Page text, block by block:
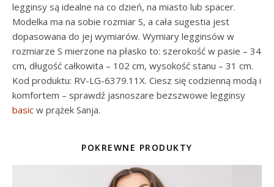
legginsy są idealne na co dzień, na miasto lub spacer.
Modelka ma na sobie rozmiar S, a cała sugestia jest
dopasowana do jej wymiarów. Wymiary legginsów w
rozmiarze S mierzone na płasko to: szerokość w pasie – 34
cm, długość całkowita – 102 cm, wysokość stanu – 31 cm.
Kod produktu: RV-LG-6379.11X. Ciesz się codzienną modą i
komfortem – sprawdź jasnoszare bezszwowe legginsy
basic w prążek Sanja.
POKREWNE PRODUKTY